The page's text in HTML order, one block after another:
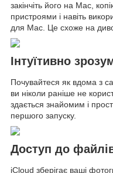
закінчіть його на Mac,
пристроями і навіть
для Mac. Це схоже на
Інтуїтивно
Почувайтеся як вдома з
ви ніколи раніше не
здається знайомим і
першого запуску.
Доступ до
iCloud зберігає ваші